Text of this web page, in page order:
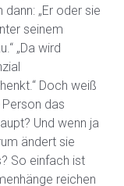
dann: „Er oder sie
seinem
„Da wird
Doch weiß
das
Und wenn ja
ändert sie
So einfach ist
reichen